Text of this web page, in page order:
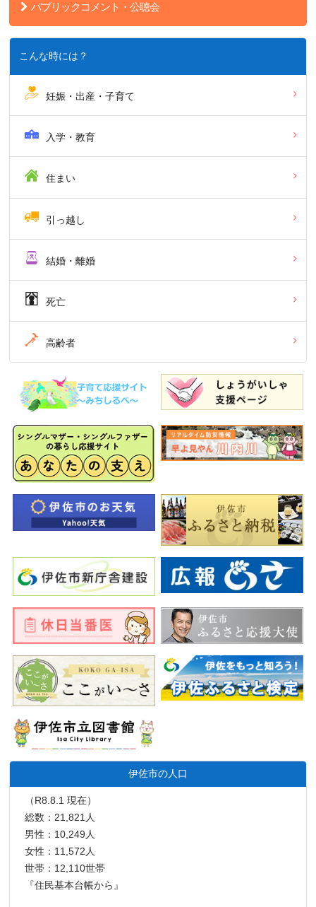
パブリックコメント・公聴会
こんな時には？
妊娠・出産・子育て
入学・教育
住まい
引っ越し
結婚・離婚
死亡
高齢者
伊佐市の人口
（R8.8.1 現在）
総数：21,821人
男性：10,249人
女性：11,572人
世帯：12,110世帯
『住民基本台帳から』